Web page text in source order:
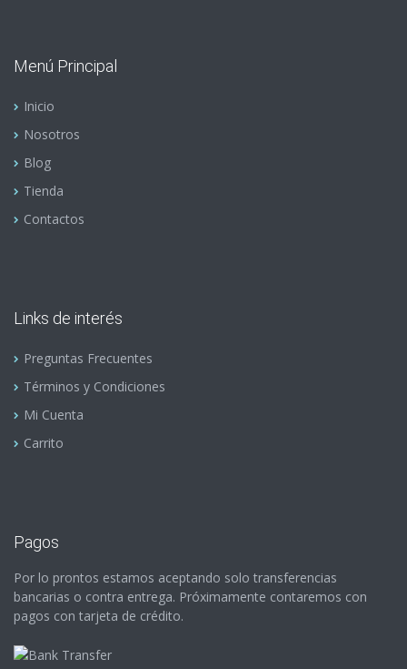
Menú Principal
Inicio
Nosotros
Blog
Tienda
Contactos
Links de interés
Preguntas Frecuentes
Términos y Condiciones
Mi Cuenta
Carrito
Pagos
Por lo prontos estamos aceptando solo transferencias
bancarias o contra entrega. Próximamente contaremos con
pagos con tarjeta de crédito.